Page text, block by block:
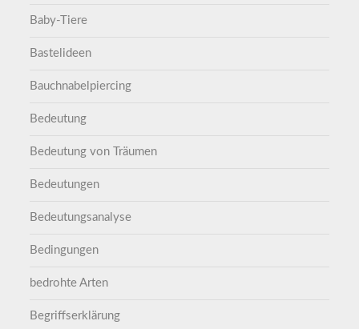
Baby-Tiere
Bastelideen
Bauchnabelpiercing
Bedeutung
Bedeutung von Träumen
Bedeutungen
Bedeutungsanalyse
Bedingungen
bedrohte Arten
Begriffserklärung